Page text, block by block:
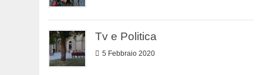
Tv e Politica
5 Febbraio 2020